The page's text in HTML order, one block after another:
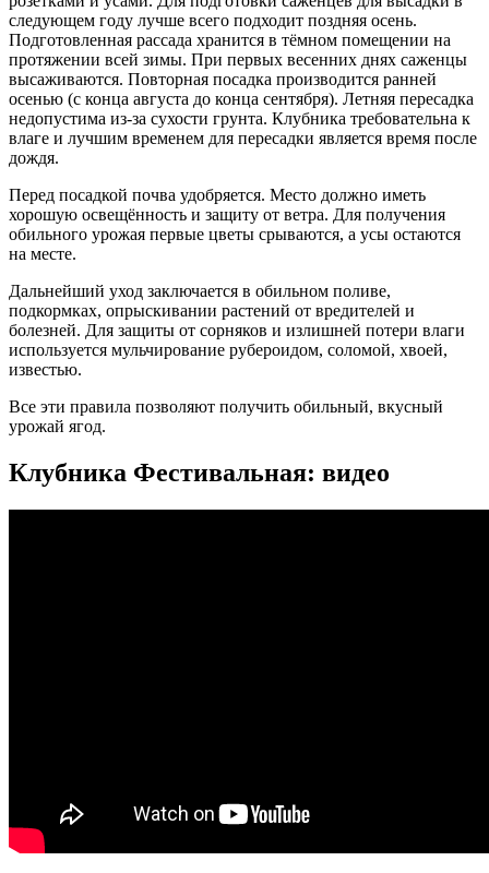
следующем году лучше всего подходит поздняя осень.
Подготовленная рассада хранится в тёмном помещении на
протяжении всей зимы. При первых весенних днях саженцы
высаживаются. Повторная посадка производится ранней
осенью (с конца августа до конца сентября). Летняя пересадка
недопустима из-за сухости грунта. Клубника требовательна к
влаге и лучшим временем для пересадки является время после
дождя.
Перед посадкой почва удобряется. Место должно иметь
хорошую освещённость и защиту от ветра. Для получения
обильного урожая первые цветы срываются, а усы остаются
на месте.
Дальнейший уход заключается в обильном поливе,
подкормках, опрыскивании растений от вредителей и
болезней. Для защиты от сорняков и излишней потери влаги
используется мульчирование рубероидом, соломой, хвоей,
известью.
Все эти правила позволяют получить обильный, вкусный
урожай ягод.
Клубника Фестивальная: видео